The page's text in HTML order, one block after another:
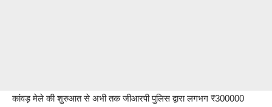
कांवड़ मेले की शुरुआत से अभी तक जीआरपी पुलिस द्वारा लगभग ₹300000